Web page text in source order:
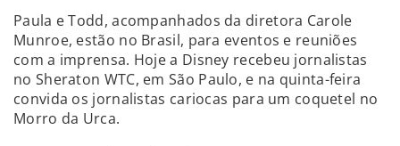
Paula e Todd, acompanhados da diretora Carole
Munroe, estão no Brasil, para eventos e reuniões
com a imprensa. Hoje a Disney recebeu jornalistas
no Sheraton WTC, em São Paulo, e na quinta-feira
convida os jornalistas cariocas para um coquetel no
Morro da Urca.